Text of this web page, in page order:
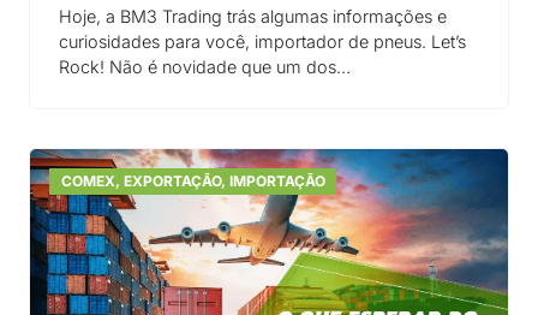
Hoje, a BM3 Trading trás algumas informações e
curiosidades para você, importador de pneus. Let’s
Rock! Não é novidade que um dos…
COMEX, EXPORTAÇÃO, IMPORTAÇÃO